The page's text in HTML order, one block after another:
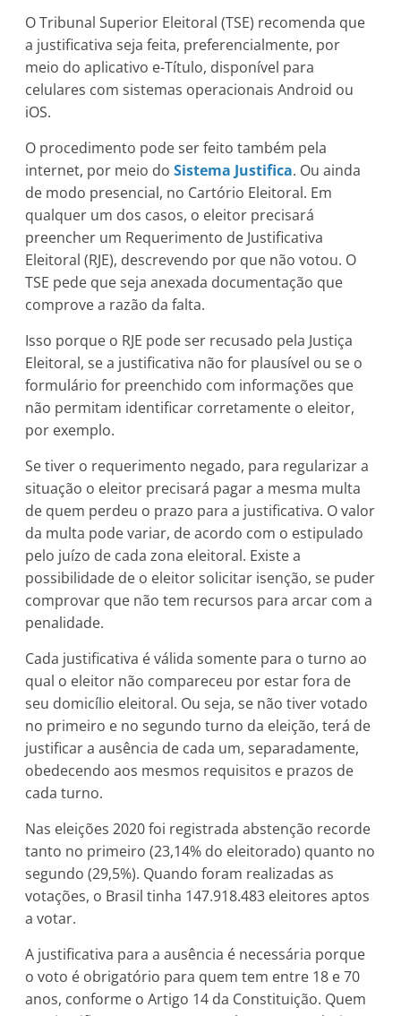
O Tribunal Superior Eleitoral (TSE) recomenda que
a justificativa seja feita, preferencialmente, por
meio do aplicativo e-Título, disponível para
celulares com sistemas operacionais Android ou
iOS.
O procedimento pode ser feito também pela
internet, por meio doSistema Justifica. Ou ainda
de modo presencial, no Cartório Eleitoral. Em
qualquer um dos casos, o eleitor precisará
preencher um Requerimento de Justificativa
Eleitoral (RJE), descrevendo por que não votou. O
TSE pede que seja anexada documentação que
comprove a razão da falta.
Isso porque o RJE pode ser recusado pela Justiça
Eleitoral, se a justificativa não for plausível ou se o
formulário for preenchido com informações que
não permitam identificar corretamente o eleitor,
por exemplo.
Se tiver o requerimento negado, para regularizar a
situação o eleitor precisará pagar a mesma multa
de quem perdeu o prazo para a justificativa. O valor
da multa pode variar, de acordo com o estipulado
pelo juízo de cada zona eleitoral. Existe a
possibilidade de o eleitor solicitar isenção, se puder
comprovar que não tem recursos para arcar com a
penalidade.
Cada justificativa é válida somente para o turno ao
qual o eleitor não compareceu por estar fora de
seu domicílio eleitoral. Ou seja, se não tiver votado
no primeiro e no segundo turno da eleição, terá de
justificar a ausência de cada um, separadamente,
obedecendo aos mesmos requisitos e prazos de
cada turno.
Nas eleições 2020 foi registrada abstenção recorde
tanto no primeiro (23,14% do eleitorado) quanto no
segundo (29,5%). Quando foram realizadas as
votações, o Brasil tinha 147.918.483 eleitores aptos
a votar.
A justificativa para a ausência é necessária porque
o voto é obrigatório para quem tem entre 18 e 70
anos, conforme o Artigo 14 da Constituição. Quem